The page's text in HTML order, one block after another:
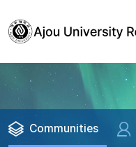
Communities